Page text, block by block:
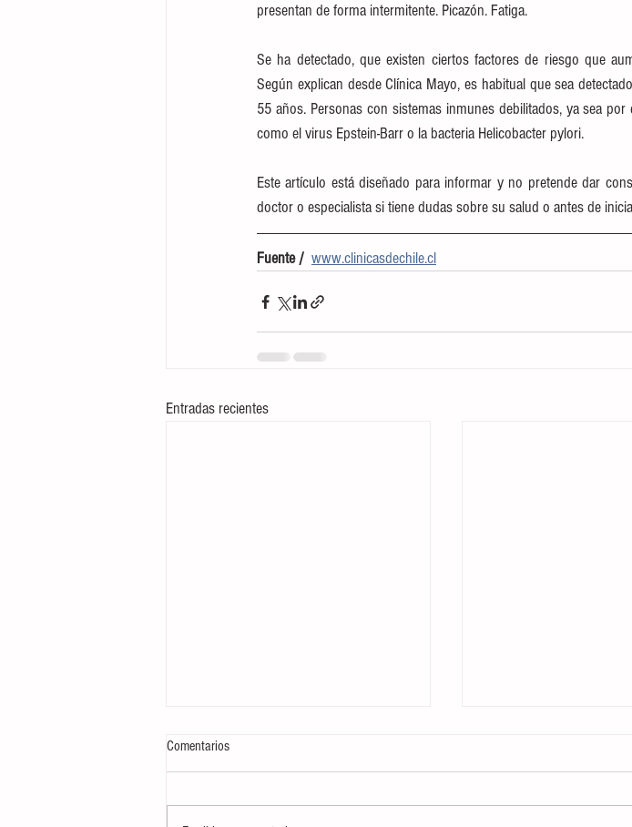
presentan de forma intermitente. Picazón. Fatiga.
Se ha detectado, que existen ciertos factores de riesgo que
Según explican desde Clínica Mayo, es habitual que sea
55 años. Personas con sistemas inmunes debilitados, ya sea
como el virus Epstein-Barr o la bacteria Helicobacter pylori.
Este artículo está diseñado para informar y no pretende dar
doctor o especialista si tiene dudas sobre su salud o antes de
Fuente / www.clinicasdechile.cl
Entradas recientes
Comentarios